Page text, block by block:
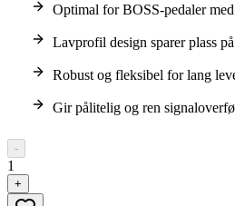
Optimal for BOSS-pedaler
Lavprofil design sparer plass
Robust og fleksibel for lang
Gir pålitelig og ren
-
1
+